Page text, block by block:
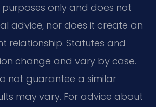
only and does not
advice, nor does it create an
relationship. Statutes and
change and vary by case.
not guarantee a similar
may vary. For advice about